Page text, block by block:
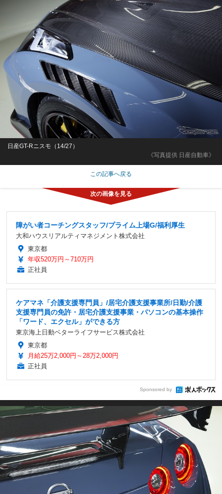
《写真提供 日産自動車》
日産GT-Rニスモ（14/27）
この記事へ戻る
障がい者コーチングスタッフ/プライム上場G/福利厚生
大和ハウスリアルティマネジメント株式会社
東京都
年収520万円～710万円
正社員
ケアマネ「介護支援専門員」/居宅介護支援事業所/日勤/介護
支援専門員の免許・居宅介護支援事業・パソコンの基本操作
「ワード、エクセル」ができる方
東京海上日動ベターライフサービス株式会社
東京都
月給25万2,000円～28万2,000円
正社員
Sponsored by